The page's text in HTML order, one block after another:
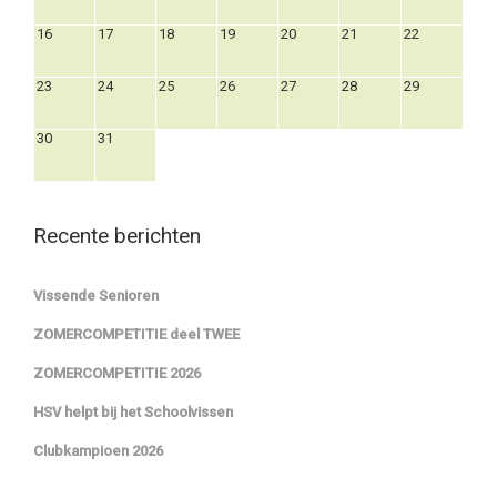
16 17 18 19 20 21 22
23 24 25 26 27 28 29
30 31
Recente berichten
Vissende Senioren
ZOMERCOMPETITIE deel TWEE
ZOMERCOMPETITIE 2026
HSV helpt bij het Schoolvissen
Clubkampioen 2026